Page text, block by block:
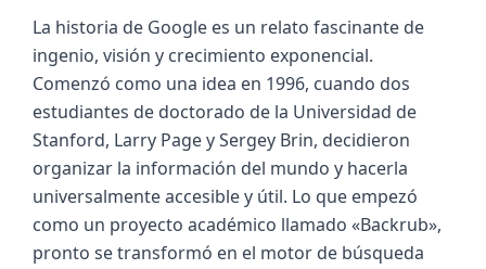
La historia de Google es un relato fascinante de
ingenio, visión y crecimiento exponencial.
Comenzó como una idea en 1996, cuando dos
estudiantes de doctorado de la Universidad de
Stanford, Larry Page y Sergey Brin, decidieron
organizar la información del mundo y hacerla
universalmente accesible y útil. Lo que empezó
como un proyecto académico llamado «Backrub»,
pronto se transformó en el motor de búsqueda